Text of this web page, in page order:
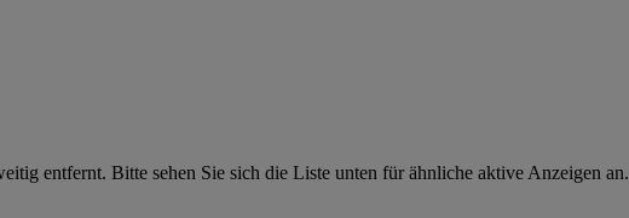
entfernt. Bitte sehen Sie sich die Liste unten für ähnliche aktive Anzeigen an.